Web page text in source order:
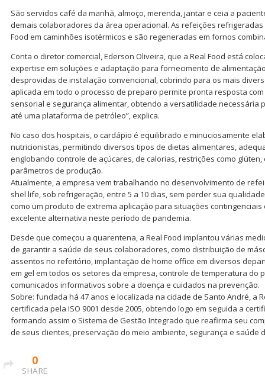
São servidos café da manhã, almoço, merenda, jantar e ceia a
demais colaboradores da área operacional. As refeições
Food em caminhões isotérmicos e são regeneradas em fornos
Conta o diretor comercial, Ederson Oliveira, que a Real Food está
expertise em soluções e adaptação para fornecimento de
desprovidas de instalação convencional, cobrindo para os mais
aplicada em todo o processo de preparo permite pronta resposta
sensorial e segurança alimentar, obtendo a versatilidade necessária
até uma plataforma de petróleo”, explica.
No caso dos hospitais, o cardápio é equilibrado e minuciosamente
nutricionistas, permitindo diversos tipos de dietas alimentares,
englobando controle de açúcares, de calorias, restrições como
parâmetros de produção.
Atualmente, a empresa vem trabalhando no desenvolvimento de
shel life, sob refrigeração, entre 5 a 10 dias, sem perder sua
como um produto de extrema aplicação para situações contingenciais
excelente alternativa neste período de pandemia.
Desde que começou a quarentena, a Real Food implantou várias
de garantir a saúde de seus colaboradores, como distribuição de
assentos no refeitório, implantação de home office em diversos
em gel em todos os setores da empresa, controle de temperatura do
comunicados informativos sobre a doença e cuidados na prevenção.
Sobre: fundada há 47 anos e localizada na cidade de Santo André, a
certificada pela ISO 9001 desde 2005, obtendo logo em seguida a
formando assim o Sistema de Gestão Integrado que reafirma seu
de seus clientes, preservação do meio ambiente, segurança e saúde
0
SHARE